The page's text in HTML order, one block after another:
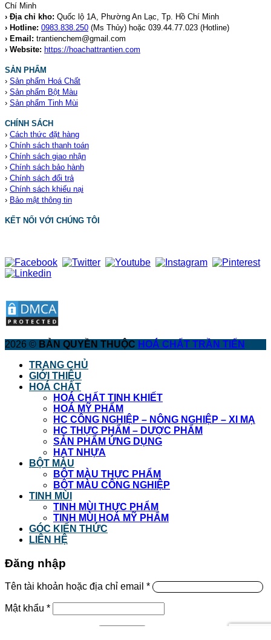
Chí Minh
› Địa chỉ kho: Quốc lộ 1A, Phường An Lạc, Tp. Hồ Chí Minh
› Hotline: 0983.838.250 (Ms Thủy) hoặc 039.44.77.023 (Hotline)
› Email: trantienchem@gmail.com
› Website: https://hoachattrantien.com
SẢN PHẨM
› Sản phẩm Hoá Chất
› Sản phẩm Bột Màu
› Sản phẩm Tinh Mùi
CHÍNH SÁCH
› Cách thức đặt hàng
› Chính sách thanh toán
› Chính sách giao nhận
› Chính sách bảo hành
› Chính sách đổi trả
› Chính sách khiếu nại
› Bảo mật thông tin
KẾT NỐI VỚI CHÚNG TÔI
2026 © BẢN QUYỀN THUỘC HOÁ CHẤT TRẦN TIẾN
TRANG CHỦ
GIỚI THIỆU
HOÁ CHẤT
HOÁ CHẤT TINH KHIẾT
HOÁ MỸ PHẨM
HC CÔNG NGHIỆP – NÔNG NGHIỆP – XI MẠ
HC THỰC PHẨM – DƯỢC PHẨM
SẢN PHẨM ỨNG DỤNG
HẠT NHỰA
BỘT MÀU
BỘT MÀU THỰC PHẨM
BỘT MÀU CÔNG NGHIỆP
TINH MÙI
TINH MÙI THỰC PHẨM
TINH MÙI HOÁ MỸ PHẨM
GÓC KIẾN THỨC
LIÊN HỆ
Đăng nhập
Tên tài khoản hoặc địa chỉ email *
Mật khẩu *